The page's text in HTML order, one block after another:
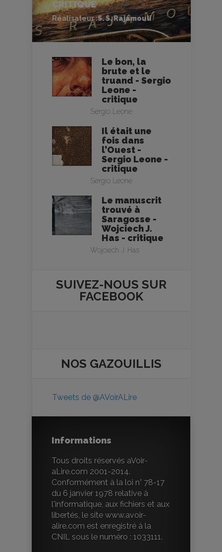
CRITIQUE
Réalisateur :S. S. Rajamouli
Le bon, la
brute et le
truand - Sergio
Leone -
critique
Sergio Leone
Il était une
fois dans
l’Ouest -
Sergio Leone -
critique
Sergio Leone
Le manuscrit
trouvé à
Saragosse -
Wojciech J.
Has - critique
Wojciech J. Has
SUIVEZ-NOUS SUR
FACEBOOK
NOS GAZOUILLIS
Tweets de @AVoirALire
Informations
Tous droits réservés aVoir-
aLire.com 2001-2014.
Conformément à la loi n° 78-17
du 6 janvier 1978 relative à
l'informatique, aux fichiers et aux
libertés, le site www.avoir-
alire.com est enregistré à la
CNIL sous le numéro : 1033111.